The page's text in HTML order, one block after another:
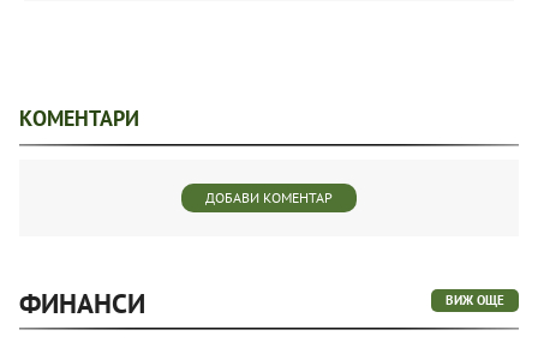
КОМЕНТАРИ
ДОБАВИ КОМЕНТАР
ФИНАНСИ ВИЖ ОЩЕ